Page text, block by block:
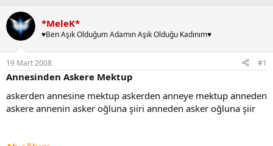
n
b
u
y
u
b
a
ş
l
a
l
a
ı
ç
a
r
*MeleK*
♥Ben Aşık Olduğum Adamın Aşık Olduğu Kadınım♥
19 Mart 2008 #1
Annesinden Askere Mektup
askerden annesine mektup askerden anneye mektup anneden
askere annenin asker oğluna şiiri anneden asker oğluna şiir